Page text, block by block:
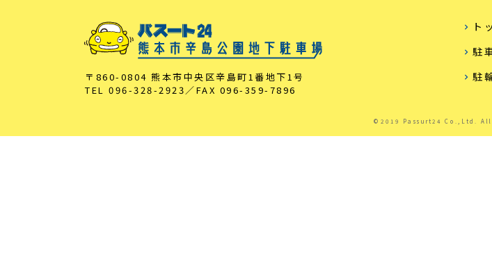
〒860-0804 熊本市中央区辛島町1番地下1号
TEL 096-328-2923／FAX 096-359-7896
ト
駐
駐
©2019 Passurt24 Co.,Ltd. All